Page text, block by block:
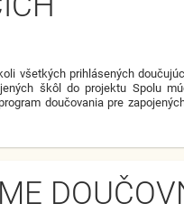
všetkých prihlásených
škôl do projektu Spolu
doučovania pre